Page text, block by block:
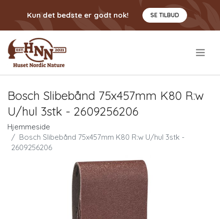
Kun det bedste er godt nok! SE TILBUD
Bosch Slibebånd 75x457mm K80 R:w
U/hul 3stk - 2609256206
Hjemmeside
Bosch Slibebånd 75x457mm K80 R:w U/hul 3stk -
2609256206